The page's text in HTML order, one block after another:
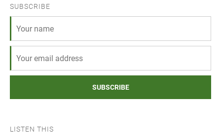
SUBSCRIBE
SUBSCRIBE
LISTEN THIS